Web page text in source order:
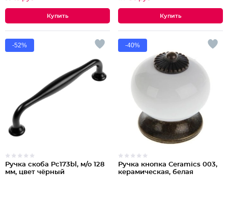
-52%
Ручка скоба Pc173bl, м/о 128
мм, цвет чёрный
-40%
Ручка кнопка Ceramics 003,
керамическая, белая